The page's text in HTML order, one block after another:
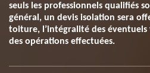
seuls les professionnels qualifiés
général, un devis isolation sera
toiture, l’intégralité des
des opérations effectuées.